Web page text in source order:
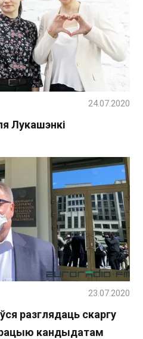
Лукашэнкі
24.07.2020
разглядаць скаргу
кандыдатам
23.07.2020